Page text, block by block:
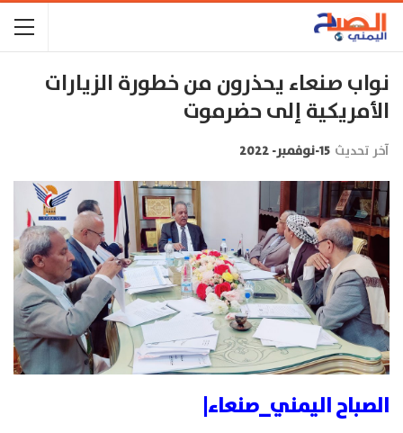
نواب صنعاء يحذرون من خطورة الزيارات
الأمريكية إلى حضرموت
آخر تحديث 15-نوفمبر- 2022
الصباح اليمني_صنعاء|